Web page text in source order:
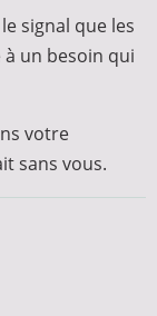
signal que les
un besoin qui
votre
sans vous.